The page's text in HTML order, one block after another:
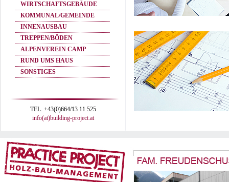
WIRTSCHAFTSGEBÄUDE
KOMMUNAL/GEMEINDE
INNENAUSBAU
TREPPEN/BÖDEN
ALPENVEREIN CAMP
RUND UMS HAUS
SONSTIGES
TEL. +43(0)664/13 11 525
info(at)building-project.at